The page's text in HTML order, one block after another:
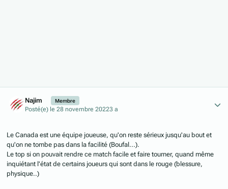
Najim Membre
Posté(e) le 28 novembre 20223 a
Le Canada est une équipe joueuse, qu'on reste sérieux jusqu'au bout et
qu'on ne tombe pas dans la facilité (Boufal...).
Le top si on pouvait rendre ce match facile et faire tourner, quand même
inquiétant l'état de certains joueurs qui sont dans le rouge (blessure,
physique..)